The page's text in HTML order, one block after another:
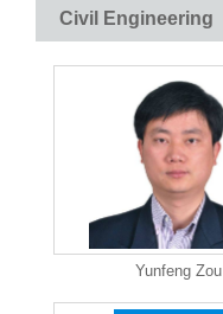
Civil Engineering
Yunfeng Zou